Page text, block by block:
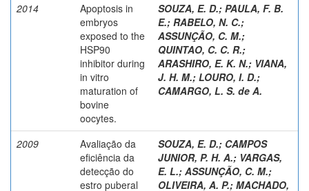
2014
Apoptosis in
embryos
exposed to the
HSP90
inhibitor during
in vitro
maturation of
bovine
oocytes.
SOUZA, E. D.; PAULA, F. B.
E.; RABELO, N. C.;
ASSUNÇÃO, C. M.;
QUINTAO, C. C. R.;
ARASHIRO, E. K. N.; VIANA,
J. H. M.; LOURO, I. D.;
CAMARGO, L. S. de A.
2009
Avaliação da
eficiência da
detecção do
estro puberal
SOUZA, E. D.; CAMPOS
JUNIOR, P. H. A.; VARGAS,
E. L.; ASSUNÇÃO, C. M.;
OLIVEIRA, A. P.; MACHADO,